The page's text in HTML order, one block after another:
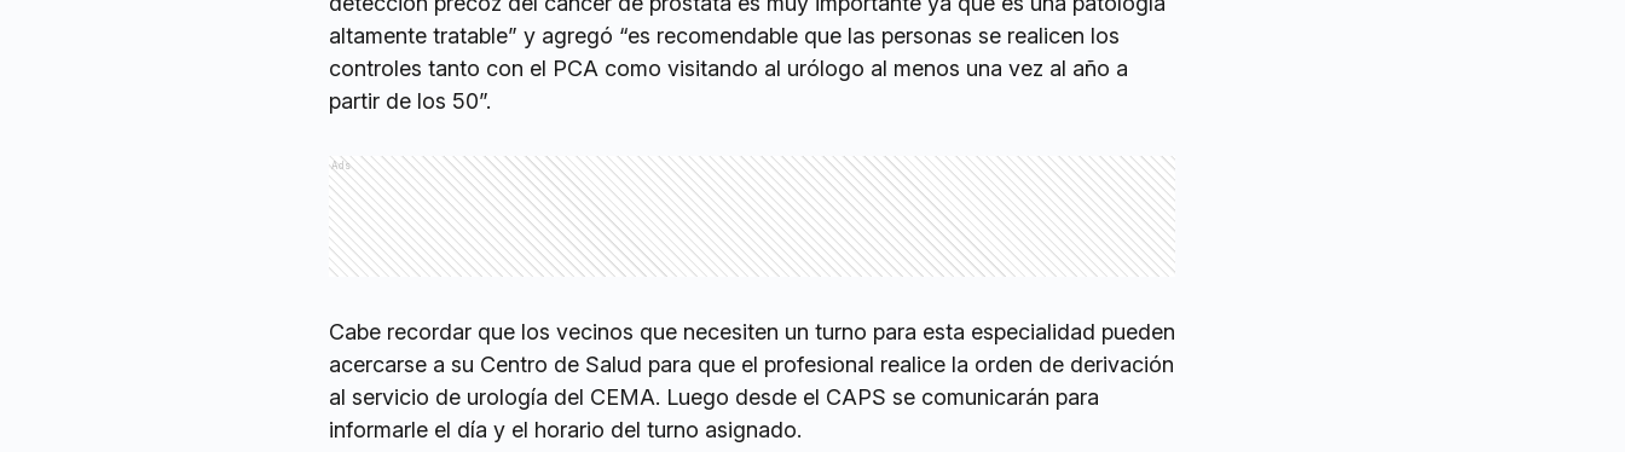
altamente tratable” y agregó “es recomendable que las personas se realicen los
controles tanto con el PCA como visitando al urólogo al menos una vez al año a
partir de los 50”.
Ads
Cabe recordar que los vecinos que necesiten un turno para esta especialidad pueden
acercarse a su Centro de Salud para que el profesional realice la orden de derivación
al servicio de urología del CEMA. Luego desde el CAPS se comunicarán para
informarle el día y el horario del turno asignado.